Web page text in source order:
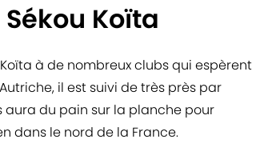
Koïta
à de nombreux clubs qui espèrent
il est suivi de très près par
aura du pain sur la planche pour
dans le nord de la France.